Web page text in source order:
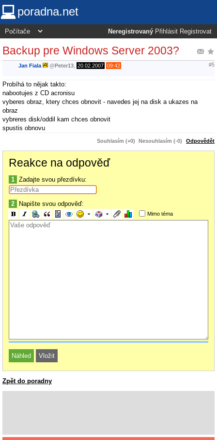
poradna.net
Neregistrovaný Přihlásit Registrovat
Backup pre Windows Server 2003?
Jan Fiala @Peter13 20.02.2007 09:42 #5
Probíhá to nějak takto:
nabootujes z CD acronisu
vyberes obraz, ktery chces obnovit - navedes jej na disk a ukazes na
obraz
vybreres disk/oddil kam chces obnovit
spustis obnovu
Souhlasím (+0) Nesouhlasím (-0) Odpovědět
Reakce na odpověď
1 Zadajte svou přezdívku:
2 Napište svou odpověď:
Mimo téma
Zpět do poradny